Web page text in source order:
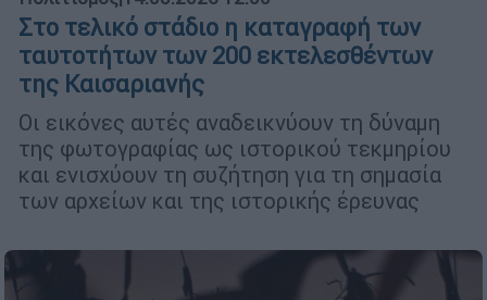
Στο τελικό στάδιο η καταγραφή των
ταυτοτήτων των 200 εκτελεσθέντων
της Καισαριανής
Οι εικόνες αυτές αναδεικνύουν τη δύναμη
της φωτογραφίας ως ιστορικού τεκμηρίου
και ενισχύουν τη συζήτηση για τη σημασία
των αρχείων και της ιστορικής έρευνας